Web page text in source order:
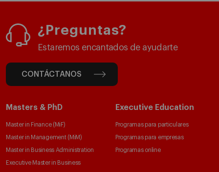
¿Preguntas?
Estaremos encantados de ayudarte
CONTÁCTANOS
Masters & PhD
Master in Finance (MiF)
Master in Management (MiM)
Master in Business Administration
Executive Master in Business
Executive Education
Programas para particulares
Programas para empresas
Programas online